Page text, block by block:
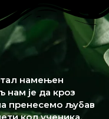
за седми